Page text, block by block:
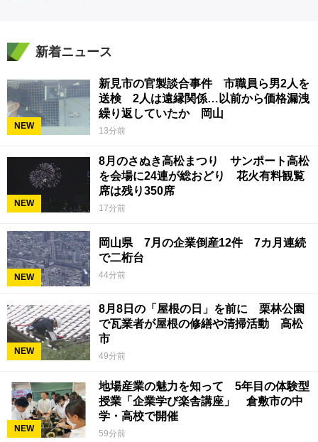
新着ニュース
NEW
新見市の官製談合事件 市職員ら男2人を
送検 2人は遠縁関係…以前から価格漏洩
繰り返していたか 岡山
13分前
NEW
8月のさぬき高松まつり サンポート高松
を会場に24連が総おどり 花火有料観覧
席は残り350席
17分前
NEW
岡山県 7月の企業倒産12件 7カ月連続
で二桁台
44分前
NEW
8月8日の「屋根の日」を前に 栗林公園
で瓦業者が屋根の修繕や清掃活動 高松
市
49分前
NEW
地場産業の魅力を知って 5年目の体験型
授業「企業学び楽舎講座」 倉敷市の中
学・高校で開催
59分前